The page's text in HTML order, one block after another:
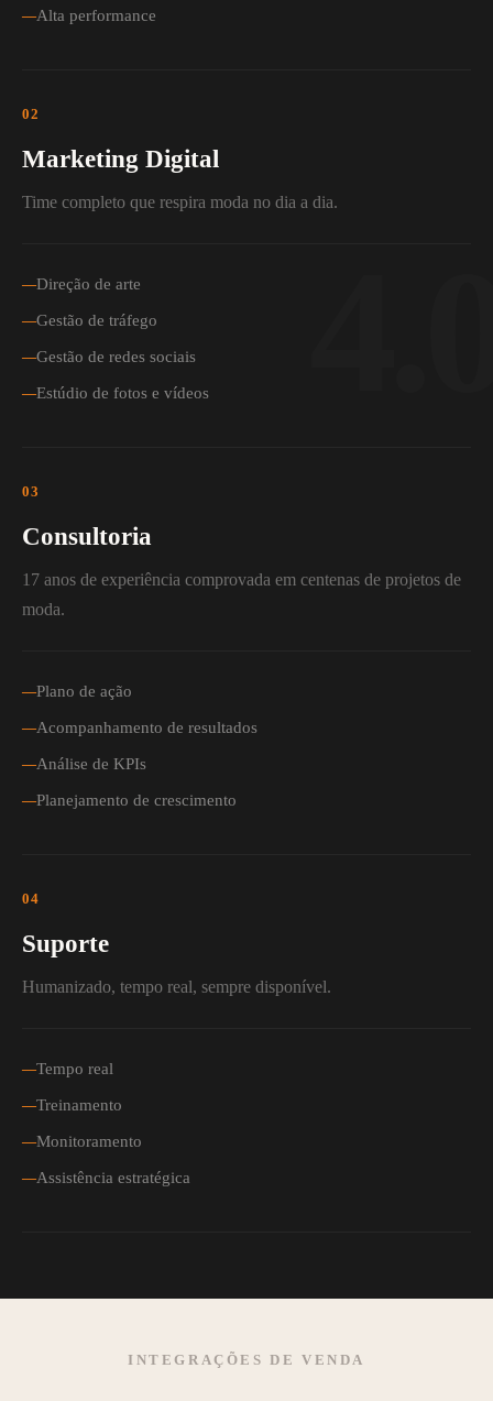
Alta performance
02
Marketing Digital
Time completo que respira moda no dia a dia.
Direção de arte
Gestão de tráfego
Gestão de redes sociais
Estúdio de fotos e vídeos
03
Consultoria
17 anos de experiência comprovada em centenas de projetos de
moda.
Plano de ação
Acompanhamento de resultados
Análise de KPIs
Planejamento de crescimento
04
Suporte
Humanizado, tempo real, sempre disponível.
Tempo real
Treinamento
Monitoramento
Assistência estratégica
INTEGRAÇÕES DE VENDA